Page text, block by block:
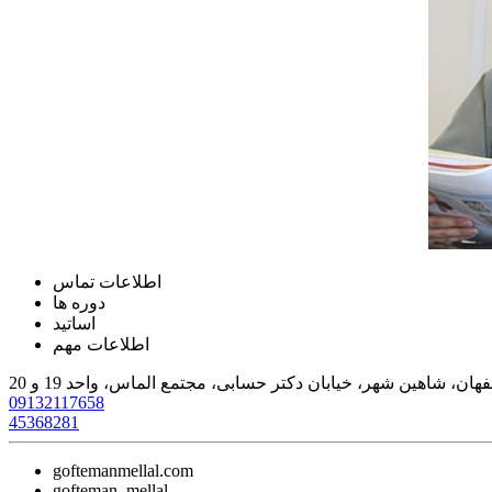
اطلاعات تماس
دوره ها
اساتید
اطلاعات مهم
شاهین شهر، خیابان دکتر حسابی، مجتمع الماس، واحد 19 و 20
09132117658
45368281
goftemanmellal.com